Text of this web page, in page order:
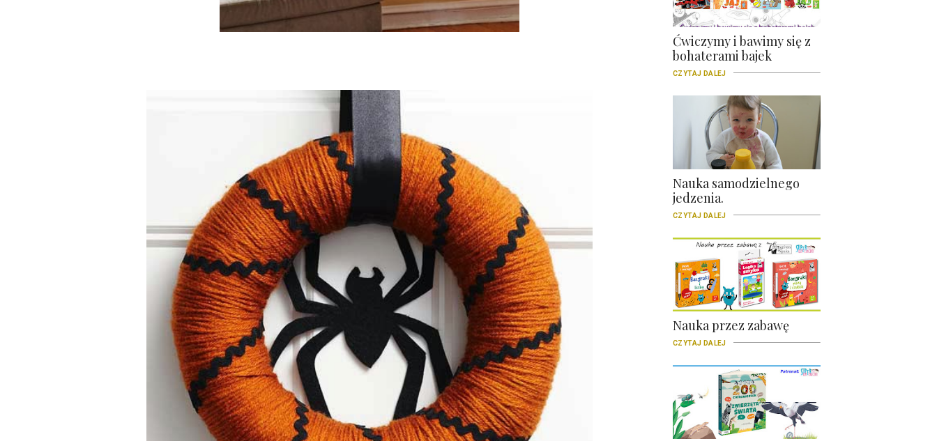
Ćwiczymy i bawimy się z
bohaterami bajek
CZYTAJ DALEJ
Nauka samodzielnego
jedzenia.
CZYTAJ DALEJ
Nauka przez zabawę
CZYTAJ DALEJ